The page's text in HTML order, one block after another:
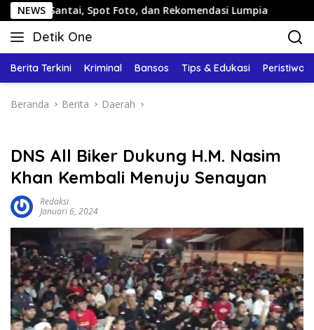
Langsung
ke
konten
NEWS
Spot Foto, dan Rekomendasi Lumpia Panduan
Detik One
Tajam
Fakta
Berita Terkini Kriminal Bansos Tips & Edukasi Peristiwa
Beranda Berita Daerah
DNS All Biker Dukung H.M. Nasim
Khan Kembali Menuju Senayan
Redaksi
Januari 6, 2024